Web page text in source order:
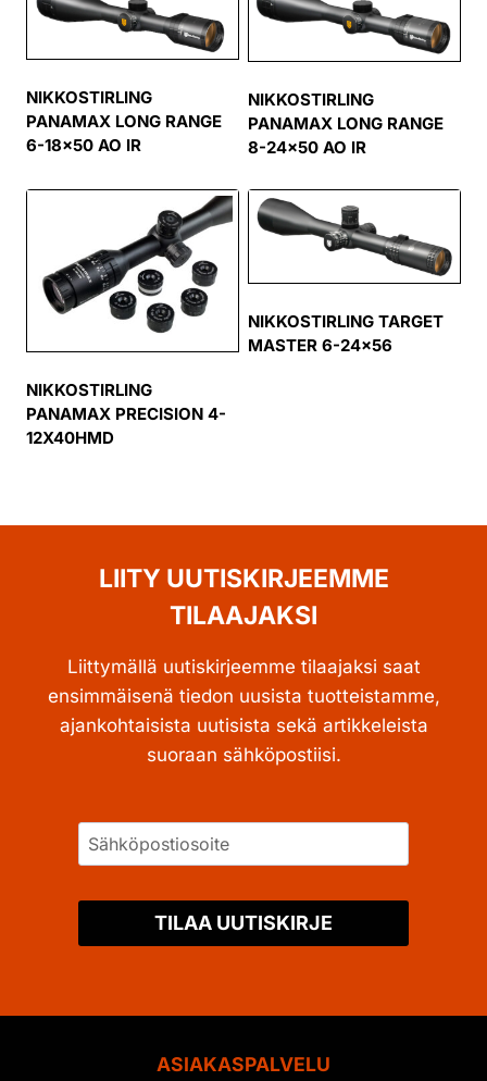
NIKKOSTIRLING
PANAMAX LONG RANGE
6-18×50 AO IR
NIKKOSTIRLING
PANAMAX LONG RANGE
8-24×50 AO IR
NIKKOSTIRLING
PANAMAX PRECISION 4-
12X40HMD
NIKKOSTIRLING TARGET
MASTER 6-24×56
LIITY UUTISKIRJEEMME
TILAAJAKSI
Liittymällä uutiskirjeemme tilaajaksi saat
ensimmäisenä tiedon uusista tuotteistamme,
ajankohtaisista uutisista sekä artikkeleista
suoraan sähköpostiisi.
TILAA UUTISKIRJE
ASIAKASPALVELU